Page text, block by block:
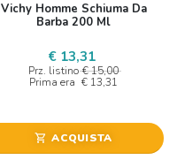
Vichy Homme Schiuma Da
Barba 200 Ml
€ 13,31
Prz. listino € 15,00
Prima era € 13,31
shopping_cart ACQUISTA